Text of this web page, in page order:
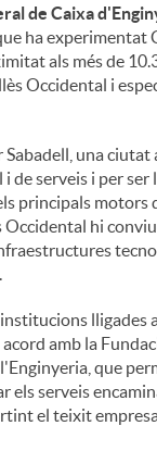
de Caixa
ha
als més de
Occidental i
una
serveis i per
principals
Occidental hi
amb la
que
els serveis
el teixit